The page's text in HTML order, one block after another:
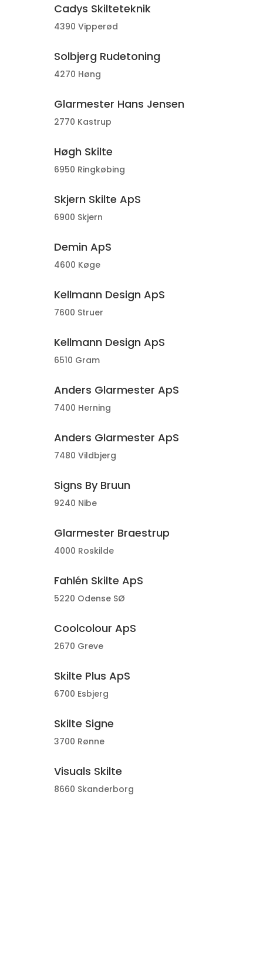
Cadys Skilteteknik
4390 Vipperød
Solbjerg Rudetoning
4270 Høng
Glarmester Hans Jensen
2770 Kastrup
Høgh Skilte
6950 Ringkøbing
Skjern Skilte ApS
6900 Skjern
Demin ApS
4600 Køge
Kellmann Design ApS
7600 Struer
Kellmann Design ApS
6510 Gram
Anders Glarmester ApS
7400 Herning
Anders Glarmester ApS
7480 Vildbjerg
Signs By Bruun
9240 Nibe
Glarmester Braestrup
4000 Roskilde
Fahlén Skilte ApS
5220 Odense SØ
Coolcolour ApS
2670 Greve
Skilte Plus ApS
6700 Esbjerg
Skilte Signe
3700 Rønne
Visuals Skilte
8660 Skanderborg